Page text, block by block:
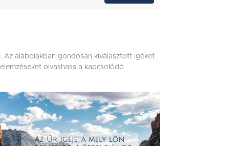
Az alábbiakban gondosan kiválasztott igéket
olvashass a kapcsolódó